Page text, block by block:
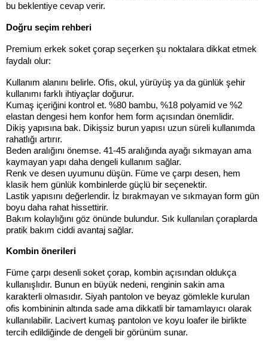
bu beklentiye cevap verir.
Doğru seçim rehberi
Premium erkek soket çorap seçerken şu noktalara dikkat etmek
faydalı olur:
Kullanım alanını belirle. Ofis, okul, yürüyüş ya da günlük şehir
kullanımı farklı ihtiyaçlar doğurur.
Kumaş içeriğini kontrol et. %80 bambu, %18 polyamid ve %2
elastan dengesi hem konfor hem form açısından önemlidir.
Dikiş yapısına bak. Dikişsiz burun yapısı uzun süreli kullanımda
rahatlığı artırır.
Beden aralığını önemse. 41-45 aralığında ayağı sıkmayan ama
kaymayan yapı daha dengeli kullanım sağlar.
Renk ve desen uyumunu düşün. Füme ve çarpı desen, hem
klasik hem günlük kombinlerde güçlü bir seçenektir.
Lastik yapısını değerlendir. İz bırakmayan ve sıkmayan form gün
boyu daha rahat hissettirir.
Bakım kolaylığını göz önünde bulundur. Sık kullanılan çoraplarda
pratik bakım ciddi avantaj sağlar.
Kombin önerileri
Füme çarpı desenli soket çorap, kombin açısından oldukça
kullanışlıdır. Bunun en büyük nedeni, renginin sakin ama
karakterli olmasıdır. Siyah pantolon ve beyaz gömlekle kurulan
ofis kombininin altında sade ama dikkatli bir tamamlayıcı olarak
kullanılabilir. Lacivert kumaş pantolon ve koyu loafer ile birlikte
tercih edildiğinde de dengeli bir görünüm sunar.